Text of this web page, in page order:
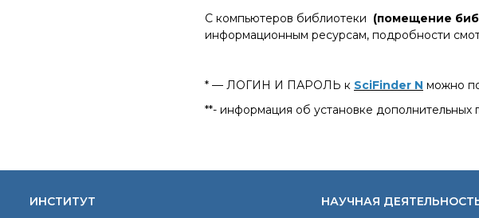
С компьютеров библиотеки (помещение
информационным ресурсам, подробности
* — ЛОГИН И ПАРОЛЬ к SciFinder N можно
**- информация об установке дополнительных
ИНСТИТУТ НАУЧНАЯ